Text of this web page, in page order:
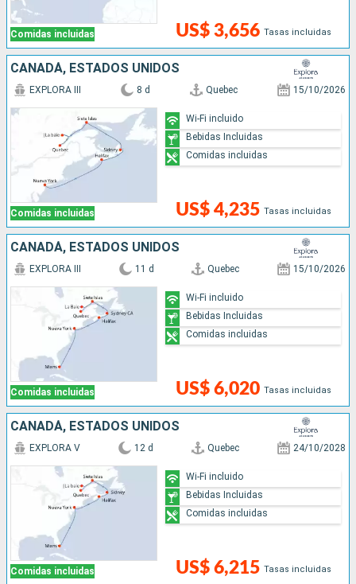
Comidas incluidas US$ 3,656 Tasas incluidas
CANADÁ, ESTADOS UNIDOS
Comidas incluidas
EXPLORA III 8 d Quebec 15/10/2026
US$ 4,235 Tasas incluidas
Wi-Fi incluido
Bebidas Incluidas
Comidas incluidas
CANADÁ, ESTADOS UNIDOS
Comidas incluidas
EXPLORA III 11 d Quebec 15/10/2026
US$ 6,020 Tasas incluidas
Wi-Fi incluido
Bebidas Incluidas
Comidas incluidas
CANADÁ, ESTADOS UNIDOS
Comidas incluidas
EXPLORA V 12 d Quebec 24/10/2028
US$ 6,215 Tasas incluidas
Wi-Fi incluido
Bebidas Incluidas
Comidas incluidas